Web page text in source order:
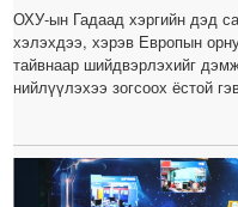
ОХУ-ын Гадаад хэргийн дэд
хэлэхдээ, хэрэв Европын
тайвнаар шийдвэрлэхийг
нийлүүлэхээ зогсоох ёстой